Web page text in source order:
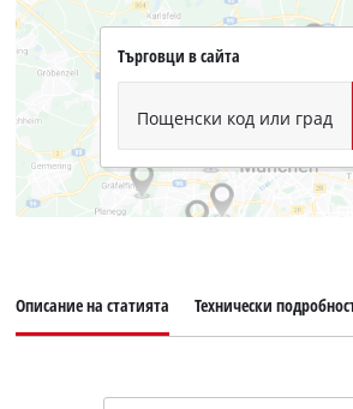
Търговци в сайта
Пощенски код или град
Описание на статията Технически